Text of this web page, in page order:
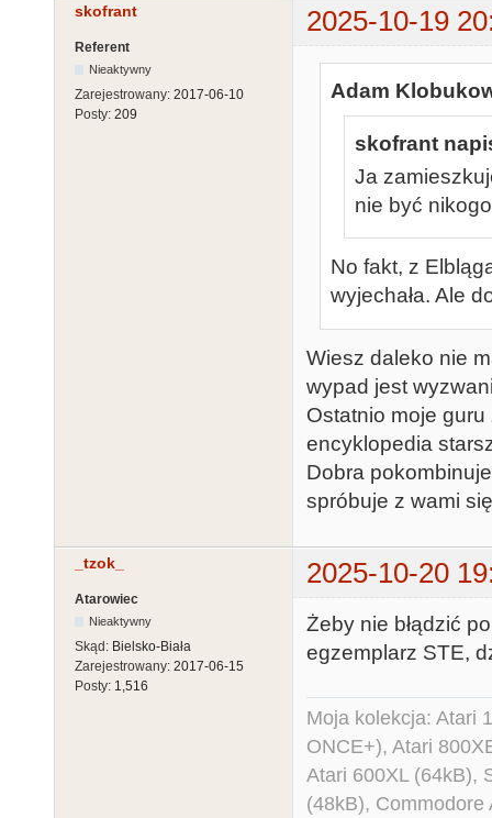
skofrant 2025-10-19
Referent
Nieaktywny
Zarejestrowany: 2017-06-10
Posty: 209
Adam
skofrant
Ja
nie być
No fakt, z
wyjechała. Ale
Wiesz daleko nie
wypad jest
Ostatnio moje guru
encyklopedia
Dobra
spróbuje z wami
_tzok_ 2025-10-20
Atarowiec
Nieaktywny
Skąd: Bielsko-Biała
Zarejestrowany: 2017-06-15
Posty: 1,516
Żeby nie błądzić
egzemplarz STE,
Moja kolekcja: Atari
ONCE+), Atari
Atari 600XL (64kB),
(48kB),